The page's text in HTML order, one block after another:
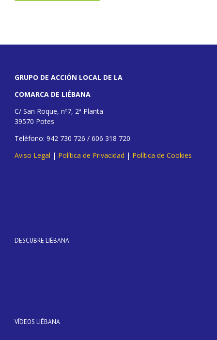
GRUPO DE ACCIÓN LOCAL DE LA
COMARCA DE LIÉBANA
C/ San Roque, nº7, 2ª Planta
39570 Potes
Teléfono: 942 730 726 / 606 318 720
Aviso Legal | Política de Privacidad | Política de Cookies
DESCUBRE LIÉBANA
VÍDEOS LIÉBANA